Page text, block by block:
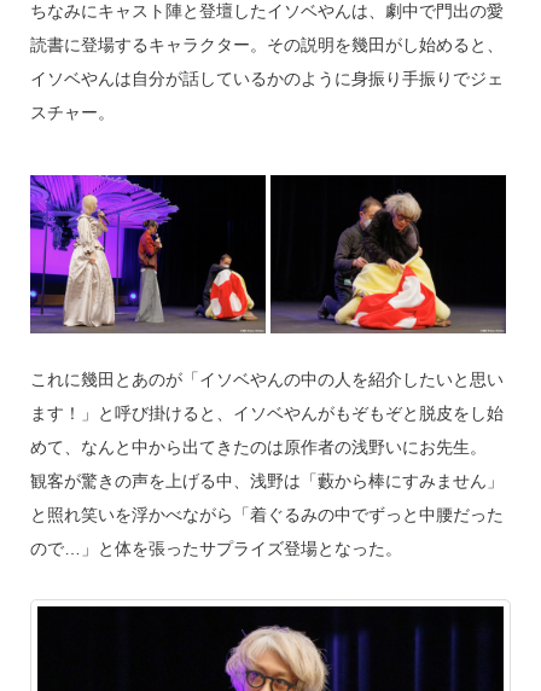
ちなみにキャスト陣と登壇したイソベやんは、劇中で門出の愛
読書に登場するキャラクター。その説明を幾田がし始めると、
イソベやんは自分が話しているかのように身振り手振りでジェ
スチャー。
これに幾田とあのが「イソベやんの中の人を紹介したいと思い
ます！」と呼び掛けると、イソベやんがもぞもぞと脱皮をし始
めて、なんと中から出てきたのは原作者の浅野いにお先生。
観客が驚きの声を上げる中、浅野は「藪から棒にすみません」
と照れ笑いを浮かべながら「着ぐるみの中でずっと中腰だった
ので…」と体を張ったサプライズ登場となった。